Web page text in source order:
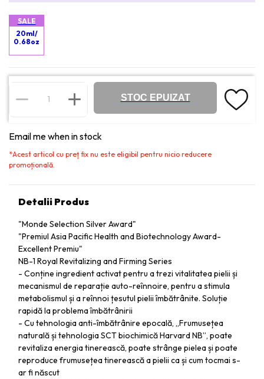
SALE
20ml/
0.68oz
STOC EPUIZAT
Email me when in stock
*Acest articol cu preț fix nu este eligibil pentru nicio reducere
promoțională.
Detalii Produs
"Monde Selection Silver Award"
"Premiul Asia Pacific Health and Biotechnology Award-
Excellent Premiu"
NB-1 Royal Revitalizing and Firming Series
- Conține ingredient activat pentru a trezi vitalitatea pielii și
mecanismul de reparație auto-reînnoire, pentru a stimula
metabolismul și a reînnoi țesutul pielii îmbătrânite. Soluție
rapidă la problema îmbătrânirii
- Cu tehnologia anti-îmbătrânire epocală, „Frumusețea
naturală și tehnologia SCT biochimică Harvard NB”, poate
revitaliza energia tinerească, poate strânge pielea și poate
reproduce frumusețea tinerească a pielii ca și cum tocmai s-
ar fi născut